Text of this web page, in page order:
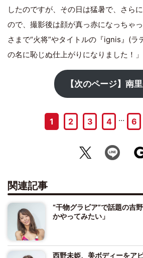
したのですが、その日は猛暑で、さら
ので、撮影後は顔が真っ赤になっちゃ
さまで“火将”やタイトルの『ignis』(ラ
の名に恥じぬ仕上がりになりました！」
【次のページ】南
1 2 3 4 … 6
関連記事
“干物グラビア”で話題の吉
かやってみたい」
西野未姫、美ボディーをア